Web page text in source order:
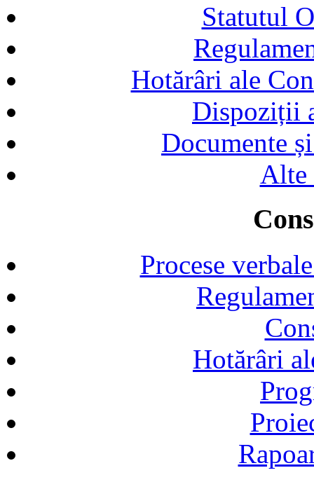
Statutul
Hotărâri ale
Dispoziții
Documente
Alte
Procese
Hotărâri